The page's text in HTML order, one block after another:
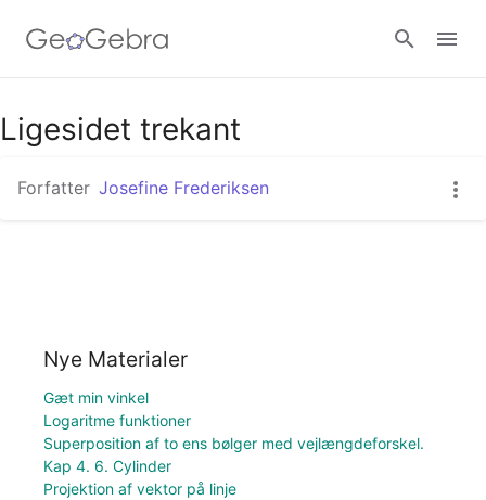
Log ind
Ligesidet trekant
Forfatter Josefine Frederiksen
Nye Materialer
Gæt min vinkel
Logaritme funktioner
Superposition af to ens bølger med vejlængdeforskel.
Kap 4. 6. Cylinder
Projektion af vektor på linje